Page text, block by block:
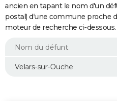
Essais
Réserver un essai
Citadines
Berlines
SUV
Forum auto
+
HIGH-TECH
Mobiles
Meilleur smartphone
Internet
Ordinateurs
Jeux vidéo
Guide high-tech
+BRICOLAGE
Forum
Aménagement intérieur
Extérieur
Cuisine
Salle de bains
Jardinage
Rangement
WEEK-END
Guides de France
Escapades
Patrimoine
Expositions
Musées
Week-end nature
LIFESTYLE
ancien en tapant le nom d'un
postal) d'une commune proche
moteur de recherche ci-dessous.